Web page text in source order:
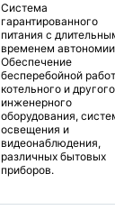
Система
гарантированного
питания с
временем автономии
Обеспечение
бесперебойной
котельного и другого
инженерного
оборудования,
освещения и
видеонаблюдения,
различных бытовых
приборов.